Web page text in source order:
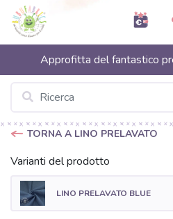
Approfitta del fantastico
TORNA A LINO PRELAVATO
Varianti del prodotto
LINO PRELAVATO BLUE